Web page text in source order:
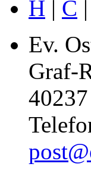
H | C |
Ev.
Graf-